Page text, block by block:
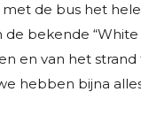
de bus het
de bekende
en van het strand
hebben bijna